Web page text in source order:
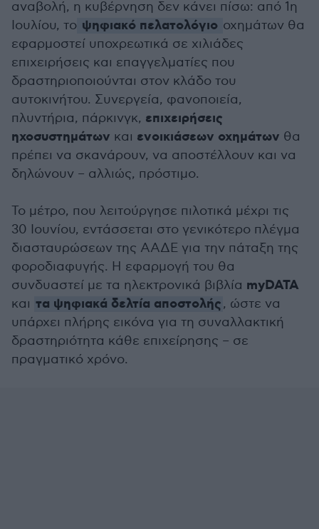
αναβολή, η κυβέρνηση δεν κάνει πίσω: από 1η
Ιουλίου, το ψηφιακό πελατολόγιο οχημάτων θα
εφαρμοστεί υποχρεωτικά σε χιλιάδες
επιχειρήσεις και επαγγελματίες που
δραστηριοποιούνται στον κλάδο του
αυτοκινήτου. Συνεργεία, φανοποιεία,
πλυντήρια, πάρκινγκ, επιχειρήσεις
ηχοσυστημάτων και ενοικιάσεων οχημάτων θα
πρέπει να σκανάρουν, να αποστέλλουν και να
δηλώνουν – αλλιώς, πρόστιμο.
Το μέτρο, που λειτούργησε πιλοτικά μέχρι τις
30 Ιουνίου, εντάσσεται στο γενικότερο πλέγμα
διασταυρώσεων της ΑΑΔΕ για την πάταξη της
φοροδιαφυγής. Η εφαρμογή του θα
συνδυαστεί με τα ηλεκτρονικά βιβλία myDATA
και τα ψηφιακά δελτία αποστολής, ώστε να
υπάρχει πλήρης εικόνα για τη συναλλακτική
δραστηριότητα κάθε επιχείρησης – σε
πραγματικό χρόνο.